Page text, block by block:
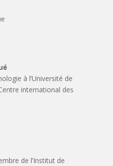
à l’Université de
international des
de l’Institut de